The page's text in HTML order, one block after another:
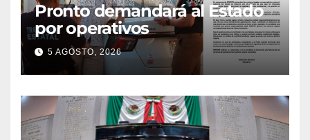
Pronto demandará al Estado
por operativos
5 AGOSTO, 2026